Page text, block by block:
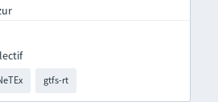
gtfs-rt